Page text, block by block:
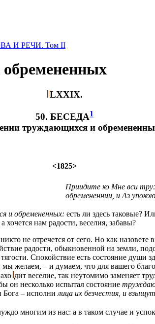
И РЕЧИ. Том II
LXXIX.
50. БЕСЕДА1
труждающихся и
<1825>
Приидите ко Мне вси
обремененнии, и Аз
и обремененных: есть ли здесь таковые?
нам радости, веселия, забавы?
не отречется от сего. Но как
радости, обыкновенной на земли,
Спокойствие есть состояние души
желаем, – и думаем, что для вашего
дит веселие, так неутомимо заменяет
он несколько испытал состояние
Бога – исполни лица их безчестия, и
многим из нас: а в таком случае и